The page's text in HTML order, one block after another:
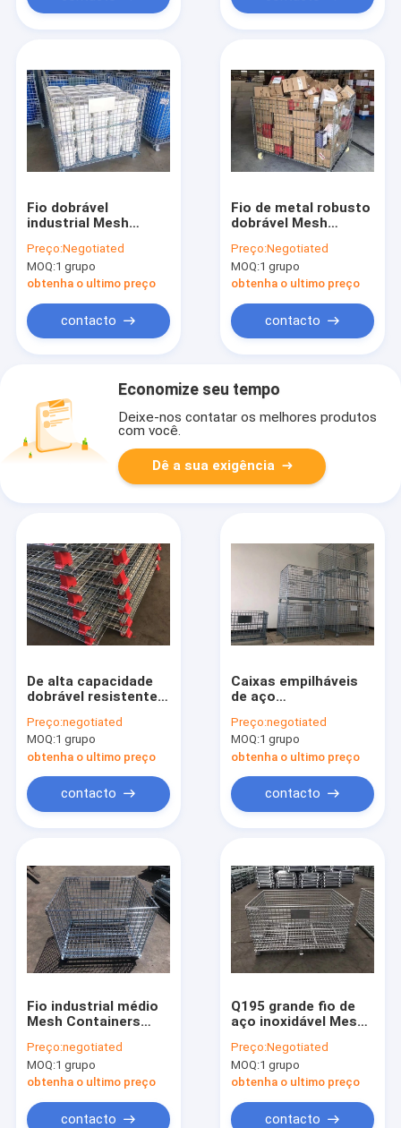
Fio dobrável
industrial Mesh
Stackable Bins
1000kg do fio de 4.0-
6.0mm
Preço:Negotiated
MOQ:1 grupo
obtenha o ultimo preço
contacto
Fio de metal robusto
dobrável Mesh
40" X48 " X42”
Preço:Negotiated
MOQ:1 grupo
obtenha o ultimo preço
contacto
Economize seu tempo
Deixe-nos contatar os melhores produtos
com você.
Dê a sua exigência
De alta capacidade
dobrável resistente
Containers do fio de
aço de 4.0-6.0mm
Preço:negotiated
MOQ:1 grupo
obtenha o ultimo preço
contacto
Caixas empilháveis
de aço
Mesh Baskets Wire
Mesh Storage do fio
Q195
Preço:negotiated
MOQ:1 grupo
obtenha o ultimo preço
contacto
Fio industrial médio
Mesh Containers
Protection do dever
50X50mm
Preço:negotiated
MOQ:1 grupo
obtenha o ultimo preço
contacto
Q195 grande fio de
aço inoxidável Mesh
Antirust Metal Mesh
Storage Boxes
Preço:Negotiated
MOQ:1 grupo
obtenha o ultimo preço
contacto